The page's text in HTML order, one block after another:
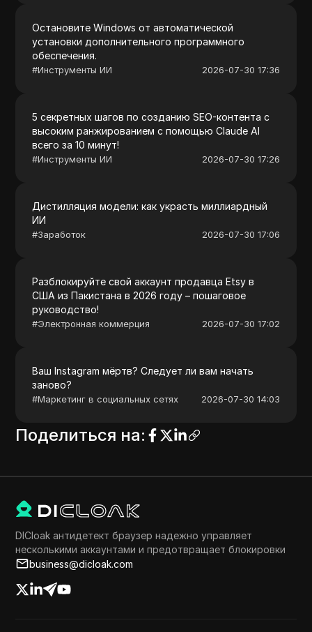
Остановите Windows от автоматической
установки дополнительного программного
обеспечения.
#Инструменты ИИ 2026-07-30 17:36
5 секретных шагов по созданию SEO-контента с
высоким ранжированием с помощью Claude AI
всего за 10 минут!
#Инструменты ИИ 2026-07-30 17:26
Дистилляция модели: как украсть миллиардный
ИИ
#Заработок 2026-07-30 17:06
Разблокируйте свой аккаунт продавца Etsy в
США из Пакистана в 2026 году – пошаговое
руководство!
#Электронная коммерция 2026-07-30 17:02
Ваш Instagram мёртв? Следует ли вам начать
заново?
#Маркетинг в социальных сетях 2026-07-30 14:03
Поделиться на:
DICloak антидетект браузер надежно управляет
несколькими аккаунтами и предотвращает блокировки
business@dicloak.com